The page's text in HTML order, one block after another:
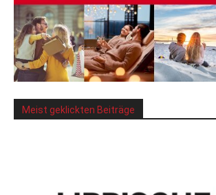
Meist geklickten Beiträge